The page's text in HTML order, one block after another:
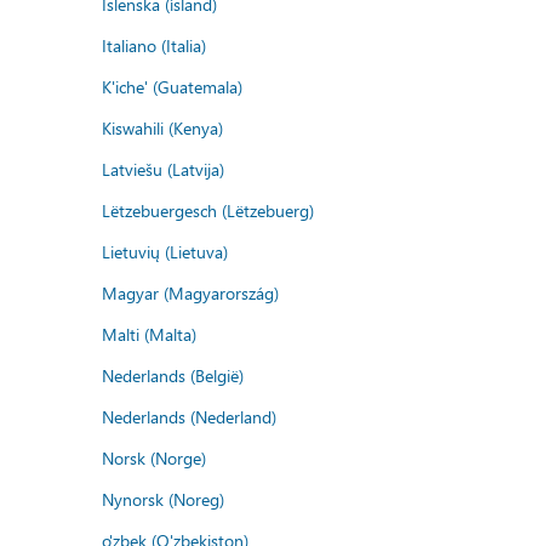
Italiano (Italia)
K'iche' (Guatemala)
Kiswahili (Kenya)
Latviešu (Latvija)
Lëtzebuergesch (Lëtzebuerg)
Lietuvių (Lietuva)
Magyar (Magyarország)
Malti (Malta)
Nederlands (België)
Nederlands (Nederland)
Norsk (Norge)
Nynorsk (Noreg)
o'zbek (O'zbekiston)